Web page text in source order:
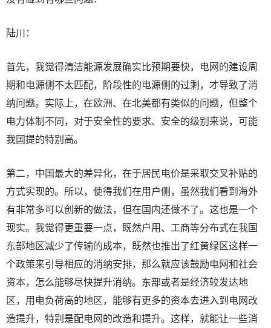
陆川：
首先，我觉得清洁能源发展确实比预期要快，电网的建设周
期和电源侧不太匹配，阶段性的电源侧的过剩，才导致了消
纳问题。实际上，在欧洲、在北美都有类似的问题，但整个
电力体制不同，对于安全性的要求、安全的级别来说，可能
我国提的特别高。
第二，中国最大的差异化，在于居民电价是采取交叉补贴的
方式实现的。所以，使得我们在用户侧，虽然我们看到海外
有非常多可以创新的做法，但在国内还做不了。这也是一个
现实。我觉得更重要一点，既然户用、工商等分布式在我国
东部地区减少了传输的成本，既然也推出了红黄绿区这样一
个政策来引导相应的消纳安排，那么就应该鼓励电网和社会
资本，怎么能够尽快提升消纳。东部或者是经济较发达地
区，用电负荷高的地区，能够有更多的资本去进入到电网改
造提升，特别是配电网的改造和提升。这样，就能让一些消